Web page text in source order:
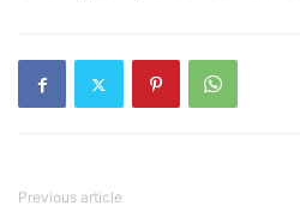
Previous article